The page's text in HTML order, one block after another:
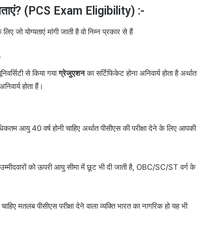
(PCS Exam Eligibility) :-
जो योग्यताएं मांगी जाती है वो निम्न प्रकार से हैं
से किया गयाग्रेजुएशनका सर्टिफिकेट होना अनिवार्य होता है अर्थात
होता हैं।
आयु 40 वर्ष होनी चाहिए अर्थात पीसीएस की परीक्षा देने के लिए आपकी
को ऊपरी आयु सीमा में छूट भी दी जाती है, OBC/SC/ST वर्ग के
मतलब पीसीएस परीक्षा देने वाला व्यक्ति भारत का नागरिक हो यह भी